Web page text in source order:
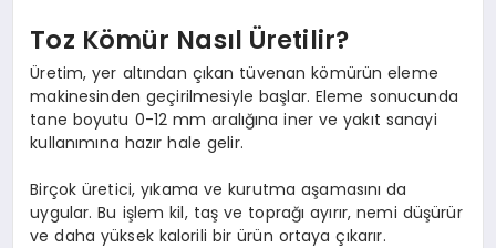
Toz Kömür Nasıl Üretilir?
Üretim, yer altından çıkan tüvenan kömürün eleme
makinesinden geçirilmesiyle başlar. Eleme sonucunda
tane boyutu 0-12 mm aralığına iner ve yakıt sanayi
kullanımına hazır hale gelir.
Birçok üretici, yıkama ve kurutma aşamasını da
uygular. Bu işlem kil, taş ve toprağı ayırır, nemi düşürür
ve daha yüksek kalorili bir ürün ortaya çıkarır.